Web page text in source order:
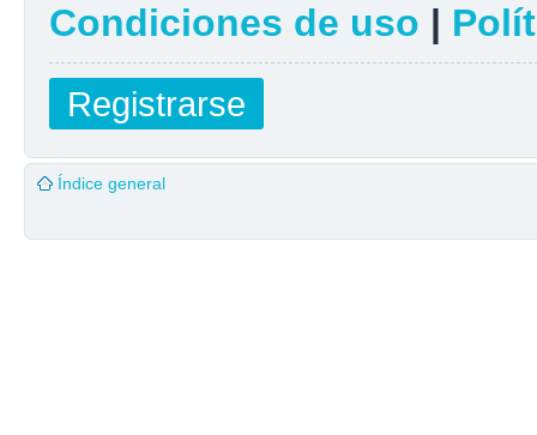
Condiciones de uso |
Registrarse
Índice general